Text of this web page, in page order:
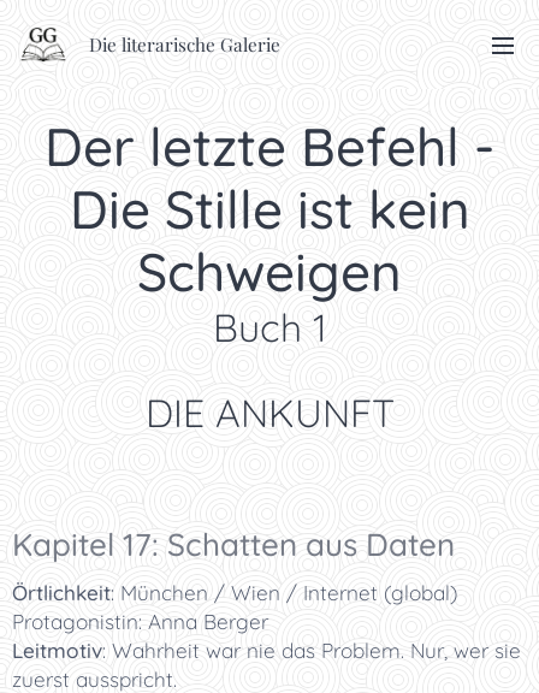
Die literarische Galerie
Der letzte Befehl -
Die Stille ist kein
Schweigen
Buch 1
DIE ANKUNFT
Kapitel 17: Schatten aus Daten
Örtlichkeit: München / Wien / Internet (global)
Protagonistin: Anna Berger
Leitmotiv: Wahrheit war nie das Problem. Nur, wer sie
zuerst ausspricht.